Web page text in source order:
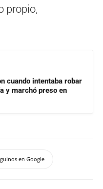
propio,
cuando intentaba robar
y marchó preso en
en Google